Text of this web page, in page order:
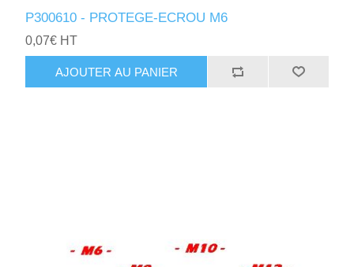
P300610 - PROTEGE-ECROU M6
0,07€ HT
AJOUTER AU PANIER